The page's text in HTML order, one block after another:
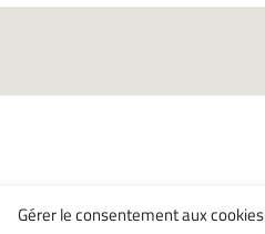
Gérer le consentement aux cookies